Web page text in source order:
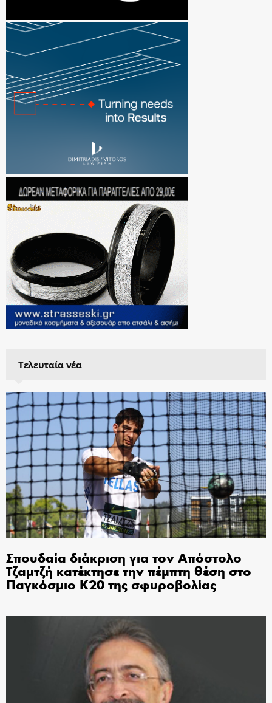
Τελευταία νέα
Σπουδαία διάκριση για τον Απόστολο
Τζαμτζή κατέκτησε την πέμπτη θέση στο
Παγκόσμιο Κ20 της σφυροβολίας